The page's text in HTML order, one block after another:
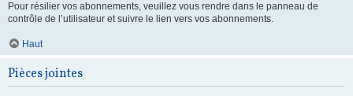
Pour résilier vos abonnements, veuillez vous rendre dans le panneau de
contrôle de l’utilisateur et suivre le lien vers vos abonnements.
Haut
Pièces jointes